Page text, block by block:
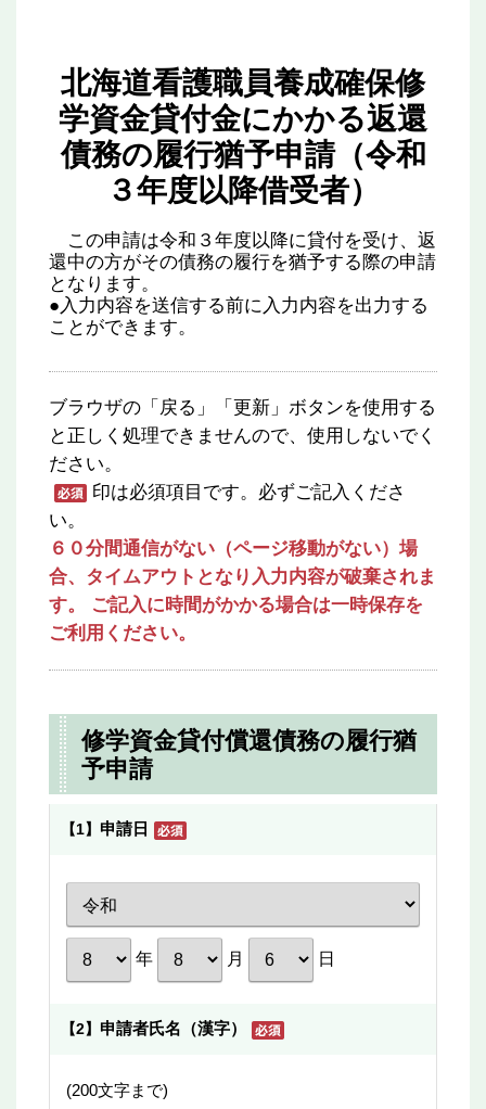
北海道看護職員養成確保修
学資金貸付金にかかる返還
債務の履行猶予申請（令和
３年度以降借受者）
この申請は令和３年度以降に貸付を受け、返
還中の方がその債務の履行を猶予する際の申請
となります。
●入力内容を送信する前に入力内容を出力する
ことができます。
ブラウザの「戻る」「更新」ボタンを使用する
と正しく処理できませんので、使用しないでく
ださい。
印は必須項目です。必ずご記入くださ
い。
６０分間通信がない（ページ移動がない）場
合、タイムアウトとなり入力内容が破棄されま
す。 ご記入に時間がかかる場合は一時保存を
ご利用ください。
修学資金貸付償還債務の履行猶
予申請
【1】 申請日
年 月 日
【2】 申請者氏名（漢字）
(200文字まで)